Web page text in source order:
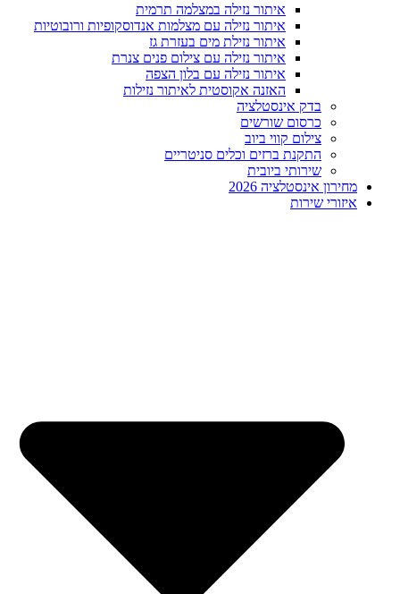
איתור נזילה במצלמה תרמית
איתור נזילה עם מצלמות אנדוסקופיות ורובוטיות
איתור נזילת מים בעזרת גז
איתור נזילה עם צילום פנים צנרת
איתור נזילה עם בלון הצפה
האזנה אקוסטית לאיתור נזילות
בדק אינסטלציה
כרסום שורשים
צילום קווי ביוב
התקנת ברזים וכלים סניטריים
שירותי ביובית
מחירון אינסטלציה 2026
איזורי שירות